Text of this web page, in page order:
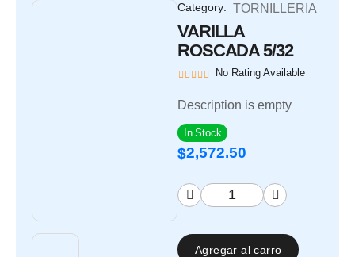
Category: TORNILLERIA
VARILLA
ROSCADA 5/32
No Rating Available
Description is empty
In Stock
$2,572.50
Agregar al carro